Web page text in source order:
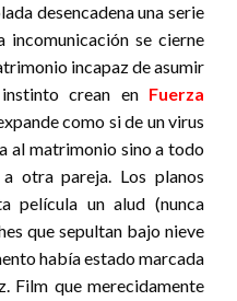
desencadena una serie
incomunicación se cierne
incapaz de asumir
crean en Fuerza
como si de un virus
al matrimonio sino a todo
otra pareja. Los planos
película un alud (nunca
que sepultan bajo nieve
había estado marcada
Film que merecidamente